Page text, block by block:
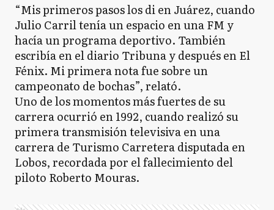
“Mis primeros pasos los di en Juárez, cuando
Julio Carril tenía un espacio en una FM y
hacía un programa deportivo. También
escribía en el diario Tribuna y después en El
Fénix. Mi primera nota fue sobre un
campeonato de bochas”, relató.
Uno de los momentos más fuertes de su
carrera ocurrió en 1992, cuando realizó su
primera transmisión televisiva en una
carrera de Turismo Carretera disputada en
Lobos, recordada por el fallecimiento del
piloto Roberto Mouras.